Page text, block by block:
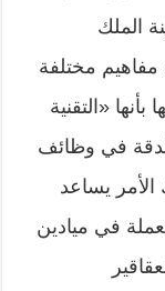
الملك
مفاهيم مختلفة
«التقنية
في وظائف
الأمر يساعد
في ميادين